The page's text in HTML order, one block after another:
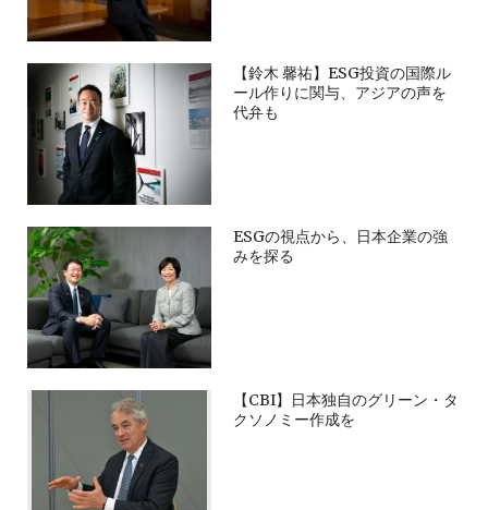
【鈴木 馨祐】ESG投資の国際ル
ール作りに関与、アジアの声を
代弁も
ESGの視点から、日本企業の強
みを探る
【CBI】日本独自のグリーン・タ
クソノミー作成を